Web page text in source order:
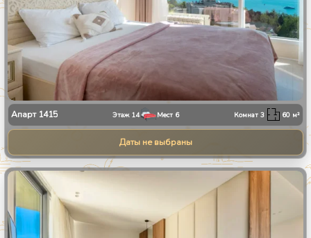
Апарт 1415 Этаж 14 Мест 6 Комнат3 60 м²
Даты не выбраны